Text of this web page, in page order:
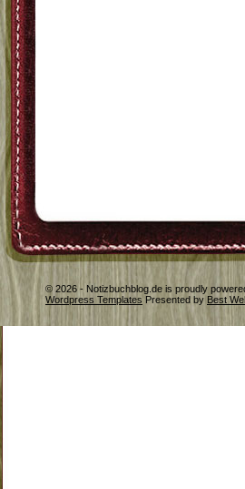
© 2026 - Notizbuchblog.de is proudly
Wordpress Templates Presented by Best